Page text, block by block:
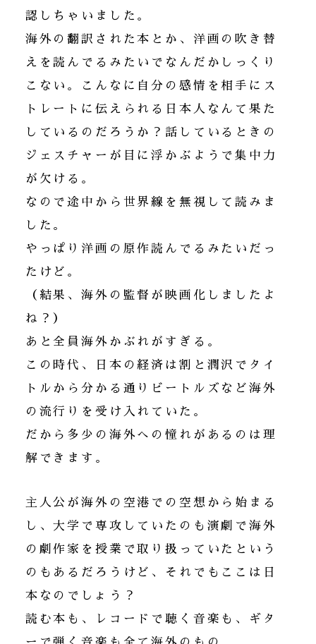
認しちゃいました。
海外の翻訳された本とか、洋画の吹き替
えを読んでるみたいでなんだかしっくり
こない。こんなに自分の感情を相手にス
トレートに伝えられる日本人なんて果た
しているのだろうか？話しているときの
ジェスチャーが目に浮かぶようで集中力
が欠ける。
なので途中から世界線を無視して読みま
した。
やっぱり洋画の原作読んでるみたいだっ
たけど。
（結果、海外の監督が映画化しましたよ
ね？）
あと全員海外かぶれがすぎる。
この時代、日本の経済は割と潤沢でタイ
トルから分かる通りビートルズなど海外
の流行りを受け入れていた。
だから多少の海外への憧れがあるのは理
解できます。
主人公が海外の空港での空想から始まる
し、大学で専攻していたのも演劇で海外
の劇作家を授業で取り扱っていたという
のもあるだろうけど、それでもここは日
本なのでしょう？
読む本も、レコードで聴く音楽も、ギタ